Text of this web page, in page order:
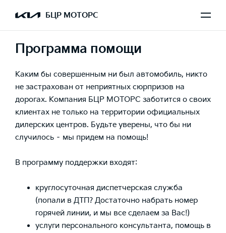
БЦР МОТОРС
Программа помощи
Каким бы совершенным ни был автомобиль, никто
не застрахован от неприятных сюрпризов на
дорогах. Компания БЦР МОТОРС заботится о своих
клиентах не только на территории официальных
дилерских центров. Будьте уверены, что бы ни
случилось – мы придем на помощь!
В программу поддержки входят:
круглосуточная диспетчерская служба
(попали в ДТП? Достаточно набрать номер
горячей линии, и мы все сделаем за Вас!)
услуги персонального консультанта, помощь в